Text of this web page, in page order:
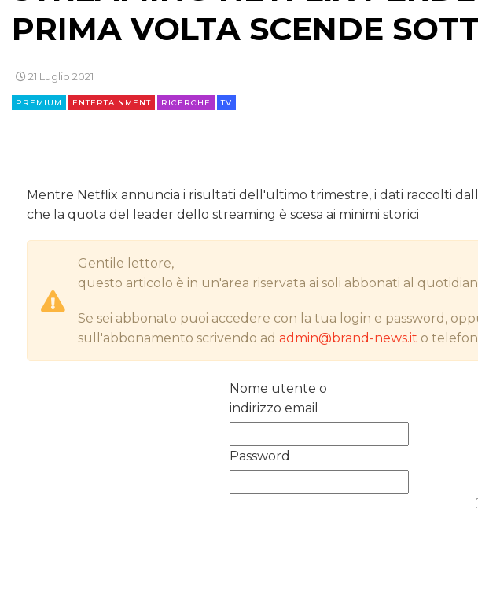
RICERCHE
NORMATIVE
TREND
PRIMA VOLTA SCENDE
21 Luglio 2021
PREMIUM ENTERTAINMENT RICERCHE TV
Mentre Netflix annuncia i risultati dell'ultimo trimestre, i dati raccolti
che la quota del leader dello streaming è scesa ai minimi storici
Gentile lettore,
questo articolo è in un'area riservata ai soli abbonati al
Se sei abbonato puoi accedere con la tua login e password,
sull'abbonamento scrivendo adadmin@brand-news.it o
Nome utente o
indirizzo email
Password